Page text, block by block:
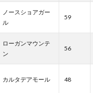
ノースショアガー
ル
59
ローガンマウンテ
ン
56
カルタデアモール 48